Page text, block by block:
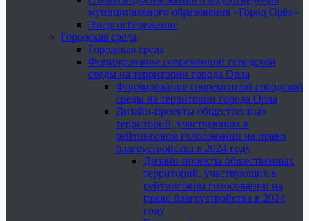
муниципального образования «Город Орёл»
Энергосбережение
Городская среда
Городская среда
Формирование современной городской
среды на территории города Орла
Формирование современной городской
среды на территории города Орла
Дизайн-проекты общественных
территорий, участвующих в
рейтинговом голосовании на право
благоустройства в 2024 году
Дизайн-проекты общественных
территорий, участвующих в
рейтинговом голосовании на
право благоустройства в 2024
году